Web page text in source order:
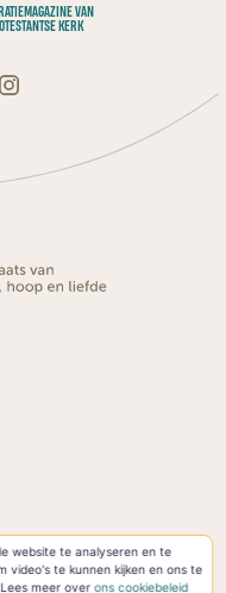
website te analyseren en te
video's te kunnen kijken en ons te
meer overons cookiebeleid
VAN
KERK